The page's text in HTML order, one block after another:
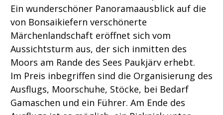
Ein wunderschöner Panoramaausblick auf die
von Bonsaikiefern verschönerte
Märchenlandschaft eröffnet sich vom
Aussichtsturm aus, der sich inmitten des
Moors am Rande des Sees Paukjärv erhebt.
Im Preis inbegriffen sind die Organisierung des
Ausflugs, Moorschuhe, Stöcke, bei Bedarf
Gamaschen und ein Führer. Am Ende des